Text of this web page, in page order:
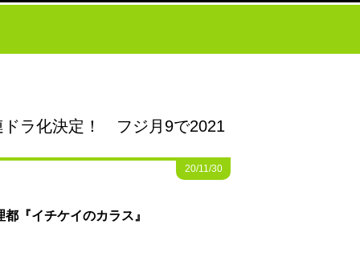
ドラ化決定！ フジ月9で2021
20/11/30
都 『イチケイのカラス』